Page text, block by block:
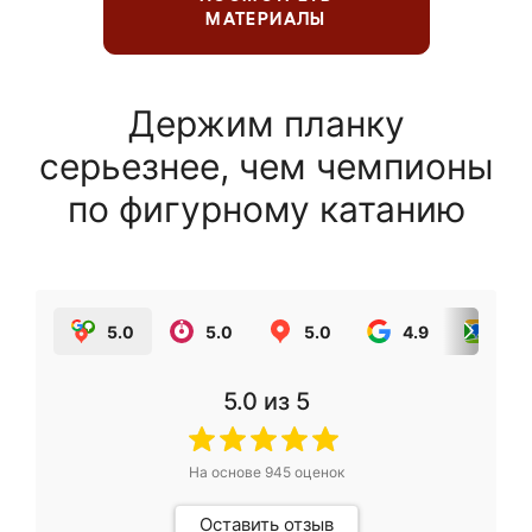
МАТЕРИАЛЫ
Держим планку
серьезнее, чем чемпионы
по фигурному катанию
5.0 5.0 5.0 4.9
5.0 из 5
На основе 945оценок
Оставить отзыв